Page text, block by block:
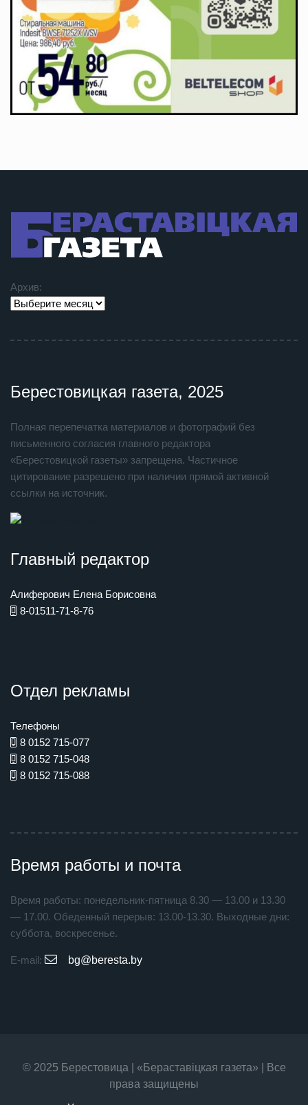
Архив:
Берестовицкая газета, 2025
Полная перепечатка материалов и фотографий без
письменного согласия главного редактора
«Берестовицкой газеты» запрещена. Частичное
цитирование разрешено при наличии прямой активной
ссылки на источник.
Главный редактор
Алиферович Елена Борисовна
8-01511-71-8-76
Отдел рекламы
Телефоны
8 0152 715-077
8 0152 715-048
8 0152 715-088
Время работы и почта
Время работы: понедельник-пятница 8.30 — 13.00 и 13.30
— 17.00. Обеденный перерыв: 13.00-13.30. Выходные дни:
суббота, воскресенье.
E-mail: bg@beresta.by
© 2025 Берестовица | «Бераставiцкая газета» | Все
права защищены